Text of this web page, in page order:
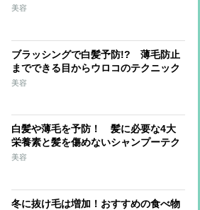
美容
ブラッシングで白髪予防!? 薄毛防止
までできる目からウロコのテクニック
美容
白髪や薄毛を予防！ 髪に必要な4大
栄養素と髪を傷めないシャンプーテク
美容
冬に抜け毛は増加！おすすめの食べ物